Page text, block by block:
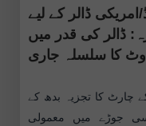
امریکی ڈالر کے لیے
ڈالر کی قدر میں
کا سلسلہ جاری
امریکی ڈالر کے 5 منٹ کے چارٹ کا تجزیہ بدھ کے
جوڑے میں معمولی